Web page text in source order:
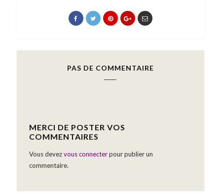
PAS DE COMMENTAIRE
MERCI DE POSTER VOS
COMMENTAIRES
Vous devezvous connecterpour publier un
commentaire.